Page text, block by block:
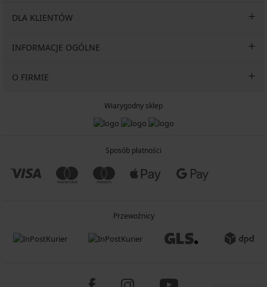
DLA KLIENTÓW
INFORMACJE OGÓLNE
O FIRMIE
Wiarygodny sklep
Sposób płatności
Przewoźnicy